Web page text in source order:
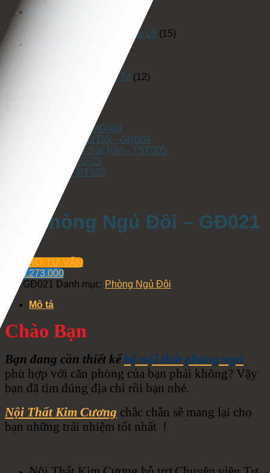
Phụ Kiện Trang Trí
Đèn Chùm Pha Lê (15)
Vách Ốp Trang Trí (12)
Tủ Máy Giặt - MG008
Bộ Phòng Ngủ Đôi - GĐ004
Tủ Giày Cao Sát Trần - TST005
Sofa Góc SG-35
Bàn Thờ - BT032
Bộ Phòng Ngủ Đôi – GĐ021
HỖ TRỢ TƯ VẤN
0934.273.000
Mã:GĐ021 Danh mục: Phòng Ngủ Đôi
Mô tả
Chào Bạn
Bạn đang cần thiết kếbộ nội thất phòng ngủ
phù hợp với căn phòng của bạn phải không? Vậy
bạn đã tìm đúng địa chỉ rồi bạn nhé.
Nội Thất Kim Cương chắc chắn sẽ mang lại cho
bạn những trải nhiệm tốt nhất !